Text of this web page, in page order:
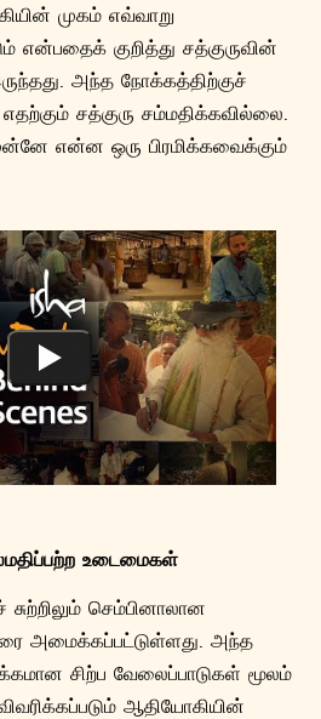
முகம் எவ்வாறு
என்பதைக் குறித்து சத்குருவின்
அந்த நோக்கத்திற்குச்
சத்குரு சம்மதிக்கவில்லை.
என்ன ஒரு பிரமிக்கவைக்கும்
உடைமைகள்
செம்பினாலான
அமைக்கப்பட்டுள்ளது. அந்த
சிற்ப வேலைப்பாடுகள் மூலம்
ஆதியோகியின்